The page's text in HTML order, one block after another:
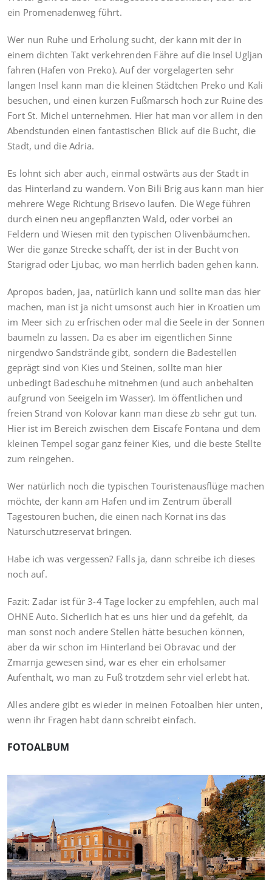
ein Promenadenweg führt.
Wer nun Ruhe und Erholung sucht, der kann mit der in
einem dichten Takt verkehrenden Fähre auf die Insel Ugljan
fahren (Hafen von Preko). Auf der vorgelagerten sehr
langen Insel kann man die kleinen Städtchen Preko und Kali
besuchen, und einen kurzen Fußmarsch hoch zur Ruine des
Fort St. Michel unternehmen. Hier hat man vor allem in den
Abendstunden einen fantastischen Blick auf die Bucht, die
Stadt, und die Adria.
Es lohnt sich aber auch, einmal ostwärts aus der Stadt in
das Hinterland zu wandern. Von Bili Brig aus kann man hier
mehrere Wege Richtung Brisevo laufen. Die Wege führen
durch einen neu angepflanzten Wald, oder vorbei an
Feldern und Wiesen mit den typischen Olivenbäumchen.
Wer die ganze Strecke schafft, der ist in der Bucht von
Starigrad oder Ljubac, wo man herrlich baden gehen kann.
Apropos baden, jaa, natürlich kann und sollte man das hier
machen, man ist ja nicht umsonst auch hier in Kroatien um
im Meer sich zu erfrischen oder mal die Seele in der Sonnen
baumeln zu lassen. Da es aber im eigentlichen Sinne
nirgendwo Sandstrände gibt, sondern die Badestellen
geprägt sind von Kies und Steinen, sollte man hier
unbedingt Badeschuhe mitnehmen (und auch anbehalten
aufgrund von Seeigeln im Wasser). Im öffentlichen und
freien Strand von Kolovar kann man diese zb sehr gut tun.
Hier ist im Bereich zwischen dem Eiscafe Fontana und dem
kleinen Tempel sogar ganz feiner Kies, und die beste Stellte
zum reingehen.
Wer natürlich noch die typischen Touristenausflüge machen
möchte, der kann am Hafen und im Zentrum überall
Tagestouren buchen, die einen nach Kornat ins das
Naturschutzreservat bringen.
Habe ich was vergessen? Falls ja, dann schreibe ich dieses
noch auf.
Fazit: Zadar ist für 3-4 Tage locker zu empfehlen, auch mal
OHNE Auto. Sicherlich hat es uns hier und da gefehlt, da
man sonst noch andere Stellen hätte besuchen können,
aber da wir schon im Hinterland bei Obravac und der
Zmarnja gewesen sind, war es eher ein erholsamer
Aufenthalt, wo man zu Fuß trotzdem sehr viel erlebt hat.
Alles andere gibt es wieder in meinen Fotoalben hier unten,
wenn ihr Fragen habt dann schreibt einfach.
FOTOALBUM